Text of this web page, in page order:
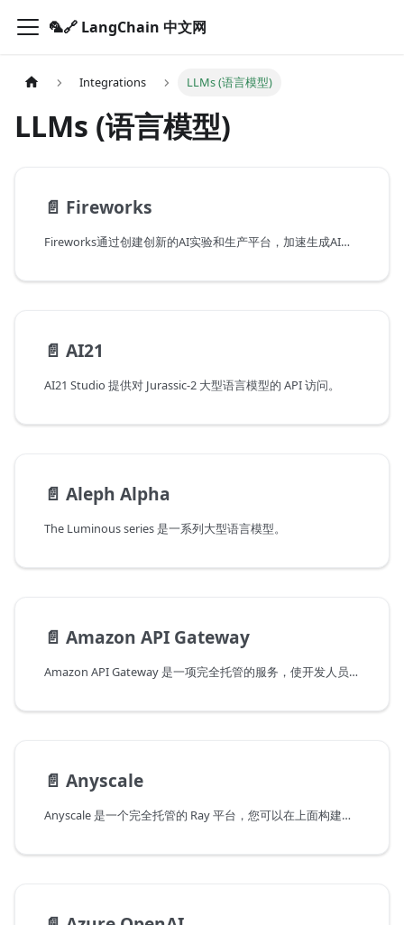
🦜️🔗 LangChain 中文网
Integrations LLMs (语言模型)
LLMs (语言模型)
📄️ Fireworks
Fireworks通过创建创新的AI实验和生产平台，加速生成AI的产品开发。
📄️ AI21
AI21 Studio 提供对 Jurassic-2 大型语言模型的 API 访问。
📄️ Aleph Alpha
The Luminous series 是一系列大型语言模型。
📄️ Amazon API Gateway
Amazon API Gateway 是一项完全托管的服务，使开发人员能够轻松创建、发布、维护、监控和保护任何规模的 API。API 充当应用程序访问后端服务中的数据、业务逻辑或功能的“前门”。使用 API Gateway，您可以创建支持实时双向通信应用程序的 RESTful API 和 WebSocket API。API Gateway 支持容器化和无服务器工作负载，以及 Web 应用程序。
📄️ Anyscale
Anyscale 是一个完全托管的 Ray 平台，您可以在上面构建、部署和管理可扩展的 AI 和 Python 应用程序。